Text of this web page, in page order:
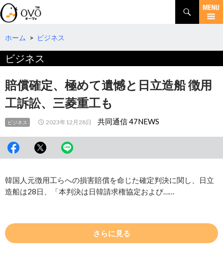
検
索
コ
テ
へ
移
動
ホーム > ビジネス
ビジネス
賠償確定、極めて遺憾と日立造船 徴用
工訴訟、三菱重工も
ビジネス 2023年12月28日 共同通信 47NEWS
韓国人元徴用工らへの損害賠償を命じた確定判決に関し、日立
造船は28日、「本判決は日韓請求権協定および……
さらに見る